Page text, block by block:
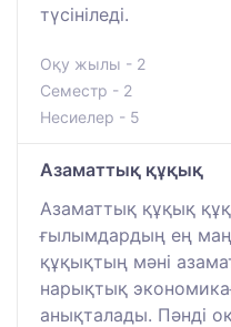
түсініледі.
Оқу жылы - 2
Семестр - 2
Несиелер - 5
Азаматтық құқық
Азаматтық құқық
ғылымдардың ең
құқықтың мәні
нарықтық
анықталады. Пәнді